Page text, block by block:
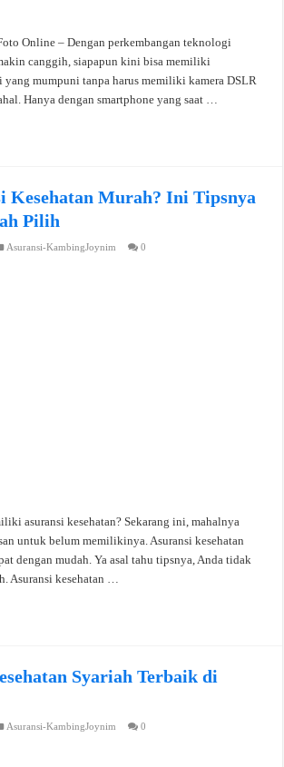
Online – Dengan perkembangan teknologi
canggih, siapapun kini bisa memiliki
yang mumpuni tanpa harus memiliki kamera DSLR
Hanya dengan smartphone yang saat …
Kesehatan Murah? Ini Tipsnya
Pilih
Asuransi-KambingJoynim 0
asuransi kesehatan? Sekarang ini, mahalnya
untuk belum memilikinya. Asuransi kesehatan
dengan mudah. Ya asal tahu tipsnya, Anda tidak
Asuransi kesehatan …
Syariah Terbaik di
Asuransi-KambingJoynim 0